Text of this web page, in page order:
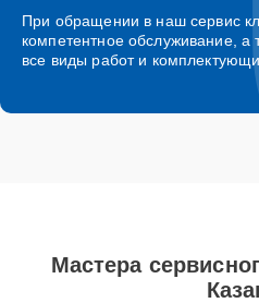
При обращении в наш сервис
компетентное обслуживание, а
все виды работ и
Мастера